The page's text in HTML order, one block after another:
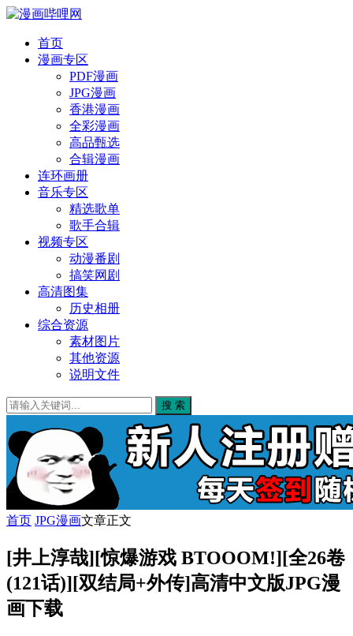
首页
漫画专区
PDF漫画
JPG漫画
香港漫画
全彩漫画
高品甄选
合辑漫画
连环画册
音乐专区
精选歌单
歌手合辑
视频专区
动漫番剧
搞笑网剧
高清图集
历史相册
综合资源
素材图片
其他资源
说明文件
搜 索
首页 JPG漫画文章正文
[井上淳哉][惊爆游戏 BTOOOM!][全26卷
(121话)][双结局+外传]高清中文版JPG漫
画下载